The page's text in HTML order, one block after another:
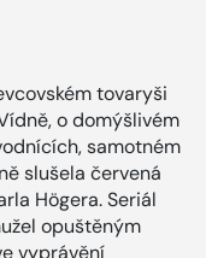
tovaryši
o domýšlivém
samotném
slušela červená
Högera. Seriál
opuštěným
vyprávění